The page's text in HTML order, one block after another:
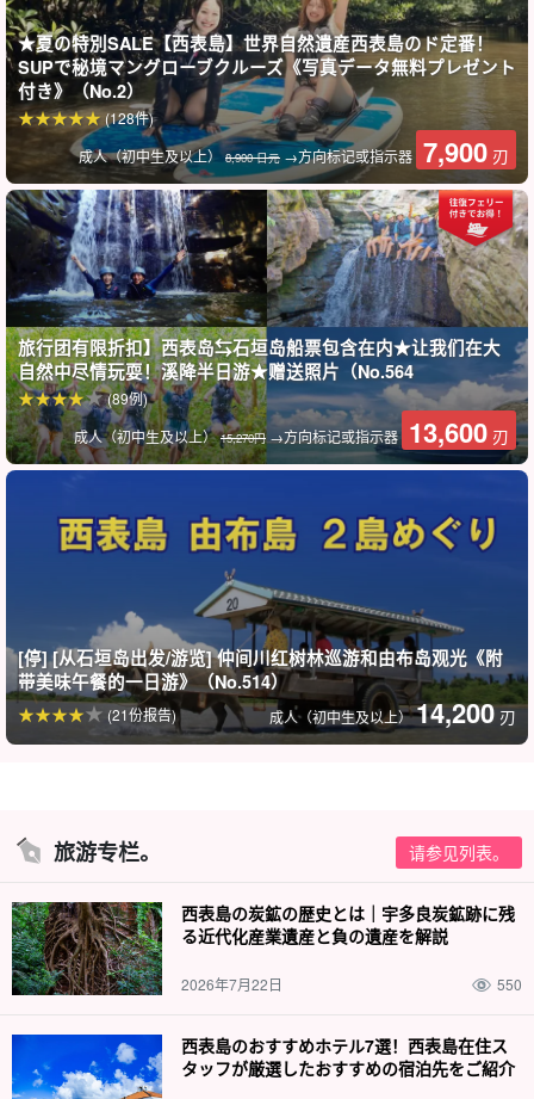
导游提供良好的支持。
所有导游都是合格的水上救生员。他们会慢条斯理地为您讲解，因
此欢迎各年龄段的儿童和不擅长游泳的儿童参加！
免费照片数据礼物
在游览过程中，导游将免费为您拍照并提供数据。
建议。
旅行团参与者福利页面介绍。
参与日期。
★夏の特別SALE【西表島】世界自然遺産西表島のド定番！
SUPで秘境マングローブクルーズ《写真データ無料プレゼント
付き》（No.2）
成人（初中生及以上）8,900 日元 →方向标记或指示器 7,900 刃
(128件)
旅行团有限折扣】西表岛⇆石垣岛船票包含在内★让我们在大
自然中尽情玩耍！溪降半日游★赠送照片（No.564
成人（初中生及以上）15,270円→方向标记或指示器 13,600 刃
(89例)
[停] [从石垣岛出发/游览] 仲间川红树林巡游和由布岛观光《附
带美味午餐的一日游》（No.514）
成人（初中生及以上）14,200 刃
(21份报告)
旅游专栏。 请参见列表。
西表島の炭鉱の歴史とは｜宇多良炭鉱跡に残
る近代化産業遺産と負の遺産を解説
2026年7月22日 550
西表島のおすすめホテル7選！西表島在住ス
タッフが厳選したおすすめの宿泊先をご紹介